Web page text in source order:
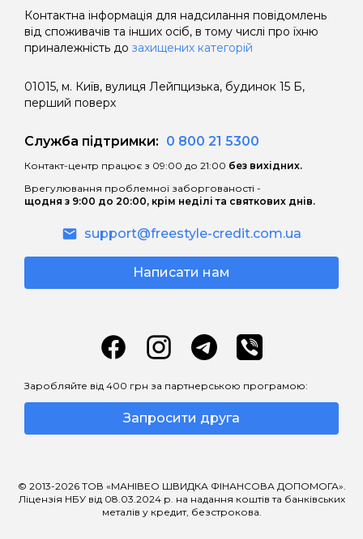
Контактна інформація для надсилання повідомлень
від споживачів та інших осіб, в тому числі про їхню
приналежність до захищених категорій
01015, м. Київ, вулиця Лейпцизька, будинок 15 Б,
перший поверх
Служба підтримки: 0 800 21 5300
Контакт-центр працює з 09:00 до 21:00 без вихідних.
Врегулювання проблемної заборгованості -
щодня з 9:00 до 20:00, крім неділі та святкових днів.
support@freestyle-credit.com.ua
Написати нам
Заробляйте від 400 грн за партнерською програмою:
Запросити друга
© 2013-2026 ТОВ «МАНІВЕО ШВИДКА ФІНАНСОВА ДОПОМОГА».
Ліцензія НБУ від 08.03.2024 р. на надання коштів та банківських
металів у кредит, безстрокова.